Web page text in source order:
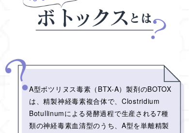
A型ボツリヌス毒素（BTX-A）製剤のBOTOX
は、精製神経毒素複合体で、Clostridium
Botullinumによる発酵過程で生産される7種
類の神経毒素血清型のうち、A型を単離精製